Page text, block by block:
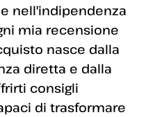
nell'indipendenza
mia recensione
nasce dalla
diretta e dalla
consigli
di trasformare